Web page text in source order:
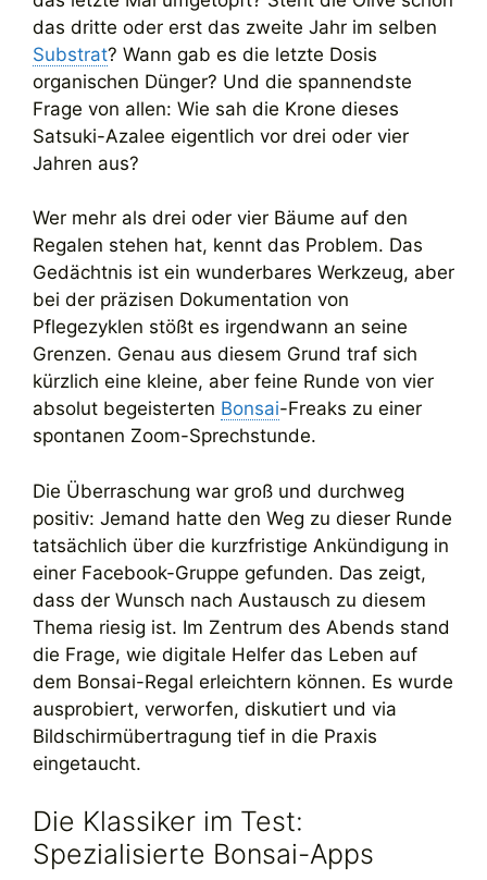
das dritte oder erst das zweite Jahr im selben
Substrat? Wann gab es die letzte Dosis
organischen Dünger? Und die spannendste
Frage von allen: Wie sah die Krone dieses
Satsuki-Azalee eigentlich vor drei oder vier
Jahren aus?
Wer mehr als drei oder vier Bäume auf den
Regalen stehen hat, kennt das Problem. Das
Gedächtnis ist ein wunderbares Werkzeug, aber
bei der präzisen Dokumentation von
Pflegezyklen stößt es irgendwann an seine
Grenzen. Genau aus diesem Grund traf sich
kürzlich eine kleine, aber feine Runde von vier
absolut begeisterten Bonsai-Freaks zu einer
spontanen Zoom-Sprechstunde.
Die Überraschung war groß und durchweg
positiv: Jemand hatte den Weg zu dieser Runde
tatsächlich über die kurzfristige Ankündigung in
einer Facebook-Gruppe gefunden. Das zeigt,
dass der Wunsch nach Austausch zu diesem
Thema riesig ist. Im Zentrum des Abends stand
die Frage, wie digitale Helfer das Leben auf
dem Bonsai-Regal erleichtern können. Es wurde
ausprobiert, verworfen, diskutiert und via
Bildschirmübertragung tief in die Praxis
eingetaucht.
Die Klassiker im Test:
Spezialisierte Bonsai-Apps